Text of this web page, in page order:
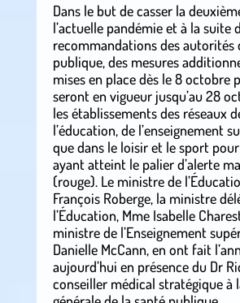
Dans le but de casser la
l’actuelle pandémie et à la suite
recommandations des autorités
publique, des mesures
mises en place dès le 8 octobre
seront en vigueur jusqu’au 28
les établissements des réseaux
l’éducation, de l’enseignement
que dans le loisir et le sport
ayant atteint le palier d’alerte
(rouge). Le ministre de
François Roberge, la ministre
l’Éducation, Mme Isabelle
ministre de l’Enseignement
Danielle McCann, en ont fait
aujourd’hui en présence du Dr
conseiller médical stratégique à